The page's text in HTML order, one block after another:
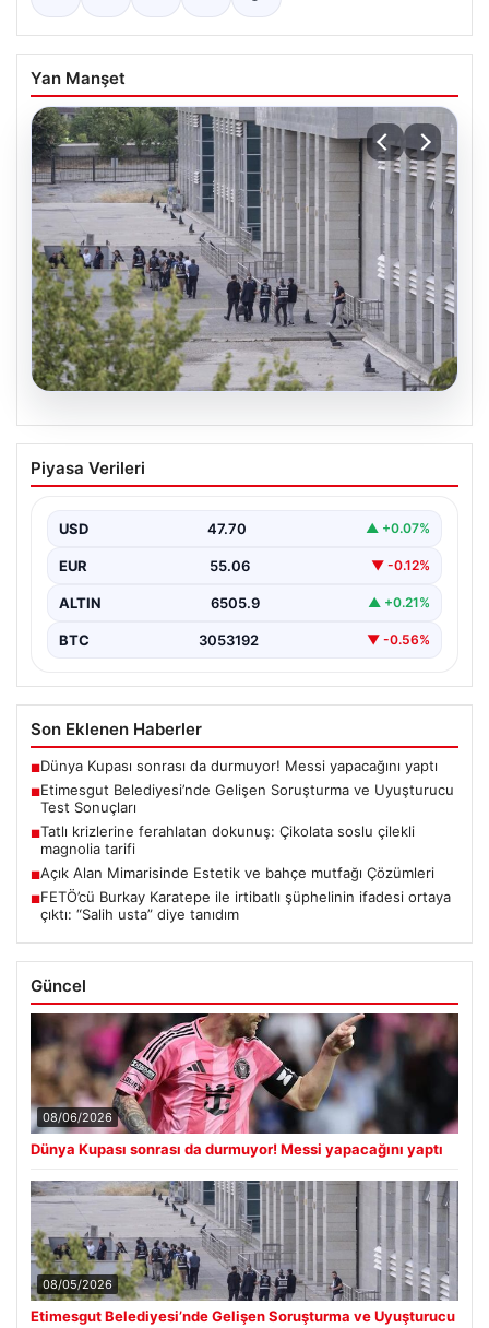
Yan Manşet
Etimesgut Belediyesi’nde Gelişen
Soruşturma ve Uyuşturucu Test
Son günlerde yayılan haberler, Etimesgut
seriyor. Soruşturma kapsamında,…
Piyasa Verileri
USD 47.70 ▲ +0.07%
EUR 55.06 ▼ -0.12%
ALTIN 6505.9 ▲ +0.21%
BTC 3053192 ▼ -0.56%
Son Eklenen Haberler
■Dünya Kupası sonrası da durmuyor! Messi yapacağını yaptı
■Etimesgut Belediyesi’nde Gelişen Soruşturma ve Uyuşturucu
Test Sonuçları
■Tatlı krizlerine ferahlatan dokunuş: Çikolata soslu çilekli
magnolia tarifi
■Açık Alan Mimarisinde Estetik ve bahçe mutfağı Çözümleri
■FETÖ’cü Burkay Karatepe ile irtibatlı şüphelinin ifadesi ortaya
çıktı: “Salih usta” diye tanıdım
Güncel
08/06/2026
Dünya Kupası sonrası da durmuyor! Messi yapacağını yaptı
08/05/2026
Etimesgut Belediyesi’nde Gelişen Soruşturma ve Uyuşturucu